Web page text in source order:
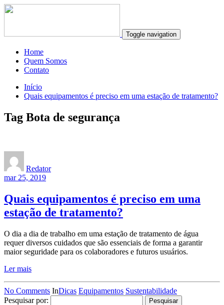
Toggle navigation
Home
Quem Somos
Contato
Início
Quais equipamentos é preciso em uma estação de tratamento?
Tag Bota de segurança
Redator
mar 25, 2019
Quais equipamentos é preciso em uma
estação de tratamento?
O dia a dia de trabalho em uma estação de tratamento de água
requer diversos cuidados que são essenciais de forma a garantir
maior seguridade para os colaboradores e futuros usuários.
Ler mais
No Comments InDicas Equipamentos Sustentabilidade
Pesquisar por: